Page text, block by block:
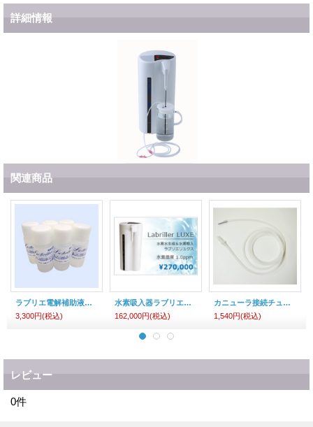
詳細情報
関連商品
ラブリエ電解補助液】（30ml×6本入）
3,300円(税込)
水素吸入器ラブリエリュクス】
162,000円(税込)
カニューラ接続チューブ】ラブリエ・ラブリエリュクス共通
1,540円(税込)
レビュー
0件